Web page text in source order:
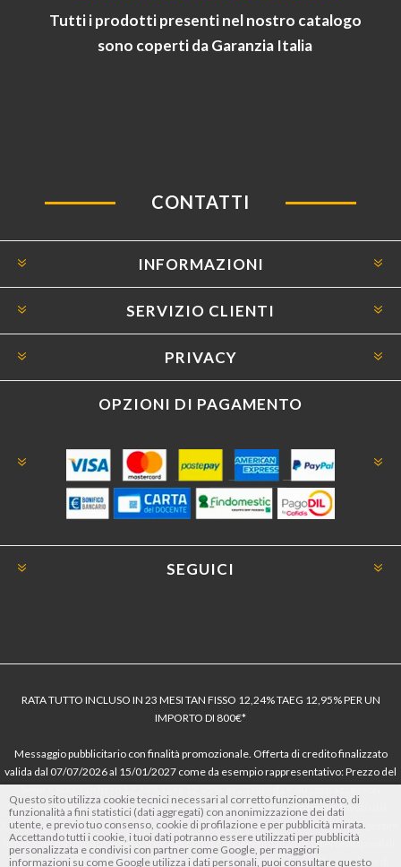
Tutti i prodotti presenti nel nostro catalogo
sono coperti da Garanzia Italia
CONTATTI
INFORMAZIONI
SERVIZIO CLIENTI
PRIVACY
OPZIONI DI PAGAMENTO
SEGUICI
RATA TUTTO INCLUSO IN 23 MESI TAN FISSO 12,24% TAEG 12,95% PER UN
IMPORTO DI 800€*
Messaggio pubblicitario con finalità promozionale. Offerta di credito finalizzato
valida dal 07/07/2026 al 15/01/2027 come da esempio rappresentativo: Prezzo del
bene € 800, Tan fisso 12,24% Taeg 12,95%, in 23 rate da € 40 costi accessori
dell’offerta azzerati. Importo totale del credito € 800. Importo totale dovuto dal
Consumatore € 920. Decorrenza media della prima rata a 90 giorni. Al fine di gestire
le tue spese in modo responsabile e di conoscere eventuali altre offerte disponibili,
Findomestic ti ricorda, prima di sottoscrivere il contratto, di prendere visione di
Questo sito utilizza cookie tecnici necessari al corretto funzionamento, di
funzionalità a fini statistici (dati aggregati) con anonimizzazione dei dati
utente, e previo tuo consenso, cookie di profilazione e per pubblicità mirata.
Accettando tutti i cookie, i tuoi dati potranno essere utilizzati per pubblicità
personalizzata e condivisi con partner come Google, per maggiori
informazioni su come Google utilizza i dati personali, puoi consultare questo